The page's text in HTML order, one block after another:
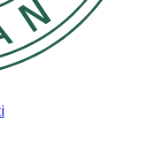
(4 elastiktrådar)
och gör